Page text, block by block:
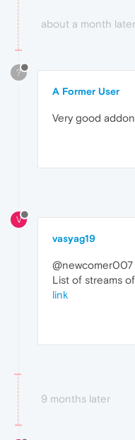
about a month later
?
A Former User
Very good addon
V
vasyag19
@newcomer007
List of streams
link
9 months later